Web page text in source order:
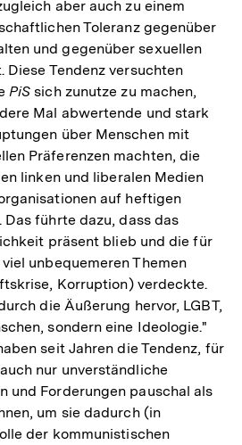
aber auch zu einem
Toleranz gegenüber
und gegenüber sexuellen
Tendenz versuchten
PiS sich zunutze zu machen,
Mal abwertende und stark
über Menschen mit
Präferenzen machten, die
linken und liberalen Medien
auf heftigen
führte dazu, dass das
präsent blieb und die für
unbequemeren Themen
Korruption) verdeckte.
die Äußerung hervor, LGBT,
sondern eine Ideologie."
seit Jahren die Tendenz, für
nur unverständliche
und Forderungen pauschal als
um sie dadurch (in
der kommunistischen